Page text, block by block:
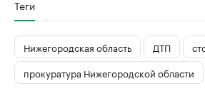
Теги
Нижегородская область ДТП
прокуратура Нижегородской области